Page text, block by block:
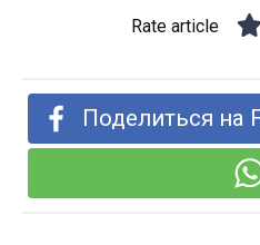
Rate article
Поделиться на